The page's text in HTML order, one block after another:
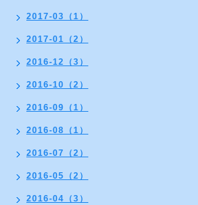
2017-03（1）
2017-01（2）
2016-12（3）
2016-10（2）
2016-09（1）
2016-08（1）
2016-07（2）
2016-05（2）
2016-04（3）